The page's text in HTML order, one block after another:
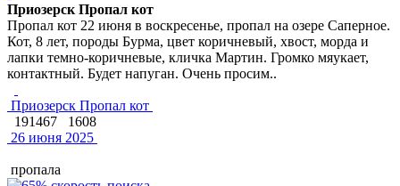
Приозерск Пропал кот
Пропал кот 22 июня в воскресенье, пропал на озере Саперное.
Кот, 8 лет, породы Бурма, цвет коричневый, хвост, морда и
лапки темно-коричневые, кличка Мартин. Громко мяукает,
контактный. Будет напуган. Очень просим..
Приозерск Пропал кот
191467
1608
26 июня 2025
пропала